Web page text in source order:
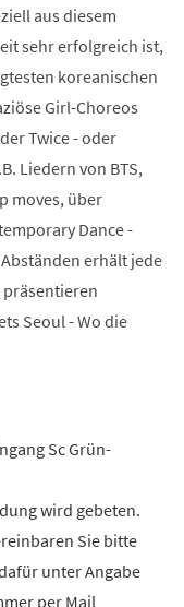
aus diesem
sehr erfolgreich ist,
koreanischen
Girl-Choreos
Twice - oder
Liedern von BTS,
moves, über
Dance -
erhält jede
präsentieren
Seoul - Wo die
Sc Grün-
wird gebeten.
Sie bitte
unter Angabe
per Mail